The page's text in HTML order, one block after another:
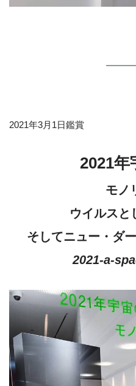
2021年3月1日鑑賞
2021年
モノ
ウイルスと
そしてニュー・ダ
2021-a-